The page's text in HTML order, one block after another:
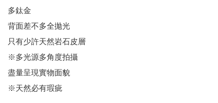
多鈦金
背面差不多全拋光
只有少許天然岩石皮層
※多光源多角度拍攝
盡量呈現實物面貌
※天然必有瑕疵